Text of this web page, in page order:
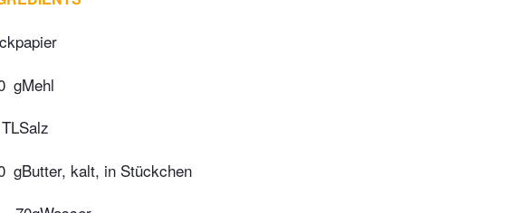
gMehl
TLSalz
gButter, kalt, in Stückchen